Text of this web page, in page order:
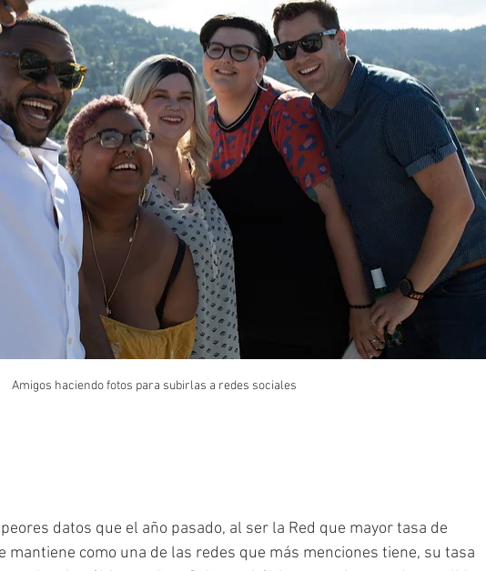
Amigos haciendo fotos para subirlas a redes sociales
datos que el año pasado, al ser la Red que mayor tasa de
mantiene como una de las redes que más menciones tiene, su tasa